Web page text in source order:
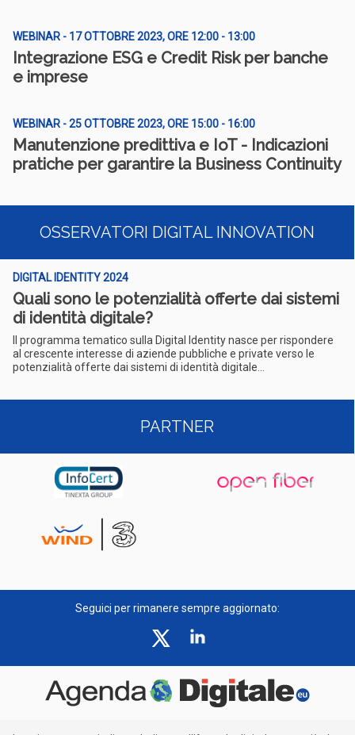
WEBINAR - 17 OTTOBRE 2023, ORE 12:00 - 13:00
Integrazione ESG e Credit Risk per banche
e imprese
WEBINAR - 25 OTTOBRE 2023, ORE 15:00 - 16:00
Manutenzione predittiva e IoT - Indicazioni
pratiche per garantire la Business Continuity
OSSERVATORI DIGITAL INNOVATION
DIGITAL IDENTITY 2024
Quali sono le potenzialità offerte dai sistemi
di identità digitale?
Il programma tematico sulla Digital Identity nasce per rispondere
al crescente interesse di aziende pubbliche e private verso le
potenzialità offerte dai sistemi di identità digitale...
PARTNER
Seguici per rimanere sempre aggiornato: